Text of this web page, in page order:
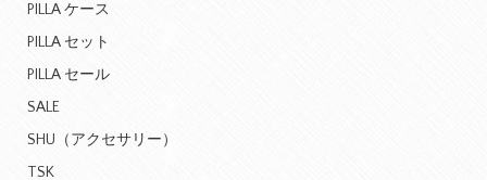
PILLA ケース
PILLA セット
PILLA セール
SALE
SHU（アクセサリー）
TSK